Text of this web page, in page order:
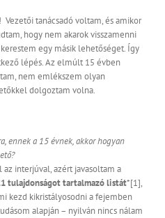
tanácsadó voltam, és amikor
hogy nem akarok visszamenni
egy másik lehetőséget. Így
lépés. Az elmúlt 15 évben
nem emlékszem olyan
dolgoztam volna.
ennek a 15 évnek, akkor hogyan
interjúval, azért javasoltam a
tulajdonságot tartalmazó listát­­*[1],
kezd kikristályosodni a fejemben
alapján – nyilván nincs nálam